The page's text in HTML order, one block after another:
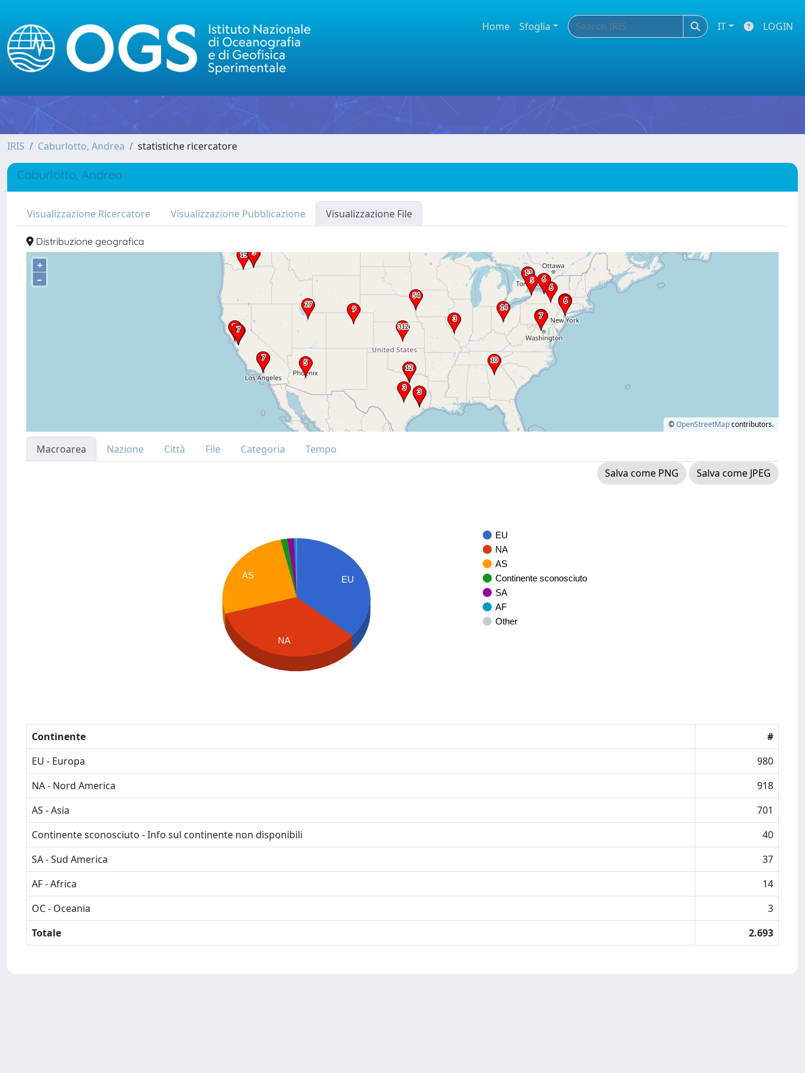
Home Sfoglia IT LOGIN
IRIS Caburlotto, Andrea statistiche ricercatore
Caburlotto, Andrea
Visualizzazione Ricercatore Visualizzazione Pubblicazione Visualizzazione File
Distribuzione geografica
+
–
©OpenStreetMapcontributors.
Macroarea Nazione Città File Categoria
Tempo
Salva come PNG
Salva come JPEG
EU
NA
AS
Continente sconosciuto
SA
AF
Other
EU
AS
NA
Continente
#
EU - Europa
980
NA - Nord America
918
AS - Asia
701
Continente sconosciuto - Info sul continente non disponibili
40
SA - Sud America
37
AF - Africa
14
OC - Oceania
3
Totale
2.693